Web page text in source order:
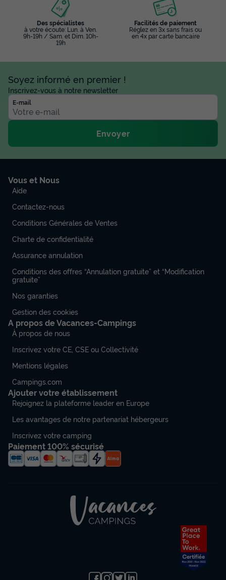
Des spécialistes
à votre écoute: Lun. à Ven.
9h-19h / Sam. et Dim. 10h-
19h
Facilités de paiement
Réglez en 3x sans frais ou
en 4x par carte bancaire
Soyez informé en premier !
Inscrivez-vous à notre newsletter
E-mail
Envoyer
Vous et Nous
Aide
Contactez-nous
Conditions Générales de Ventes
Charte de confidentialité
Assurance annulation
Conditions des offres “Annulation gratuite” et “Modification
gratuite”
Nos garanties
Gestion des cookies
A propos de Vacances-Campings
À propos de nous
Inscrivez votre CE, CSE ou Collectivité
Mentions légales
Campings.com
Ajouter votre établissement
Rejoignez la plateforme leader en Europe
Les avantages de notre partenariat hébergeurs
Inscrivez votre camping
Paiement 100% sécurisé